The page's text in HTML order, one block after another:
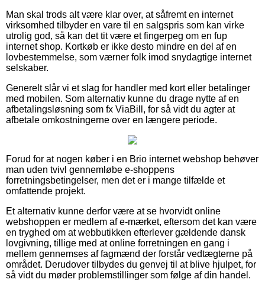
Man skal trods alt være klar over, at såfremt en internet
virksomhed tilbyder en vare til en salgspris som kan virke
utrolig god, så kan det tit være et fingerpeg om en fup
internet shop. Kortkøb er ikke desto mindre en del af en
lovbestemmelse, som værner folk imod snydagtige internet
selskaber.
Generelt slår vi et slag for handler med kort eller betalinger
med mobilen. Som alternativ kunne du drage nytte af en
afbetalingsløsning som fx ViaBill, for så vidt du agter at
afbetale omkostningerne over en længere periode.
Forud for at nogen køber i en Brio internet webshop behøver
man uden tvivl gennemløbe e-shoppens
forretningsbetingelser, men det er i mange tilfælde et
omfattende projekt.
Et alternativ kunne derfor være at se hvorvidt online
webshoppen er medlem af e-mærket, eftersom det kan være
en tryghed om at webbutikken efterlever gældende dansk
lovgivning, tillige med at online forretningen en gang i
mellem gennemses af fagmænd der forstår vedtægterne på
området. Derudover tilbydes du genvej til at blive hjulpet, for
så vidt du møder problemstillinger som følge af din handel.